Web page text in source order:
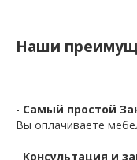
Наши
- Самый простой
Вы оплачиваете
- Консультация и